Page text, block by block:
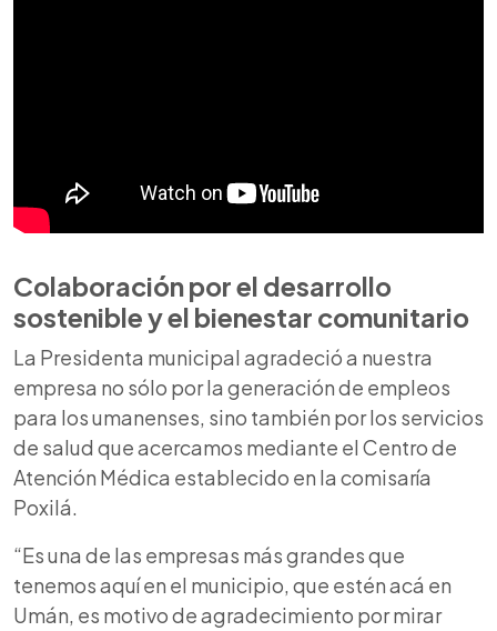
Colaboración por el desarrollo
sostenible y el bienestar comunitario
La Presidenta municipal agradeció a nuestra
empresa no sólo por la generación de empleos
para los umanenses, sino también por los servicios
de salud que acercamos mediante el Centro de
Atención Médica establecido en la comisaría
Poxilá.
“Es una de las empresas más grandes que
tenemos aquí en el municipio, que estén acá en
Umán, es motivo de agradecimiento por mirar